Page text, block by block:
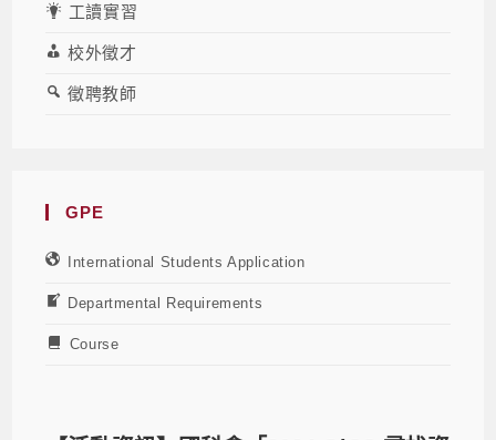
工讀實習
校外徵才
徵聘教師
GPE
International Students Application
Departmental Requirements
Course